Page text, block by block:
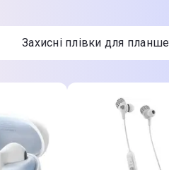
Захисні плівки для